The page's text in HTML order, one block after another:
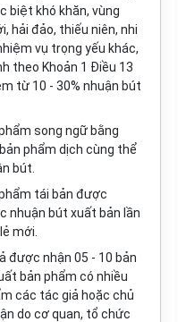
biệt khó khăn, vùng
hải đảo, thiếu niên, nhi
vụ trọng yếu khác,
theo Khoản 1 Điều 13
từ 10 - 30% nhuận bút
song ngữ bằng
phẩm dịch cùng thể
bút.
tái bản được
nhuận bút xuất bản lần
mới.
được nhận 05 - 10 bản
bản phẩm có nhiều
các tác giả hoặc chủ
do cơ quan, tổ chức